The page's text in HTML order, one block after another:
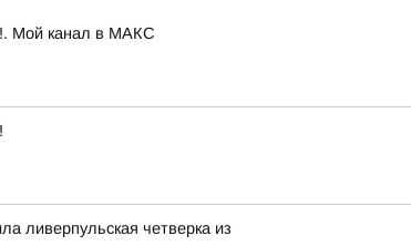
Мой канал в МАКС
ливерпульская четверка из